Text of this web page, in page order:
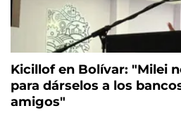
Kicillof en Bolívar: "Milei
para dárselos a los
amigos"